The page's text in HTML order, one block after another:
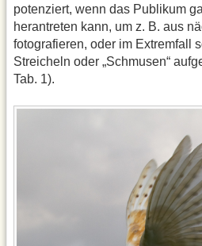
potenziert, wenn das Publikum
herantreten kann, um z. B. aus
fotografieren, oder im Extremfall
Streicheln oder „Schmusen“
Tab. 1).